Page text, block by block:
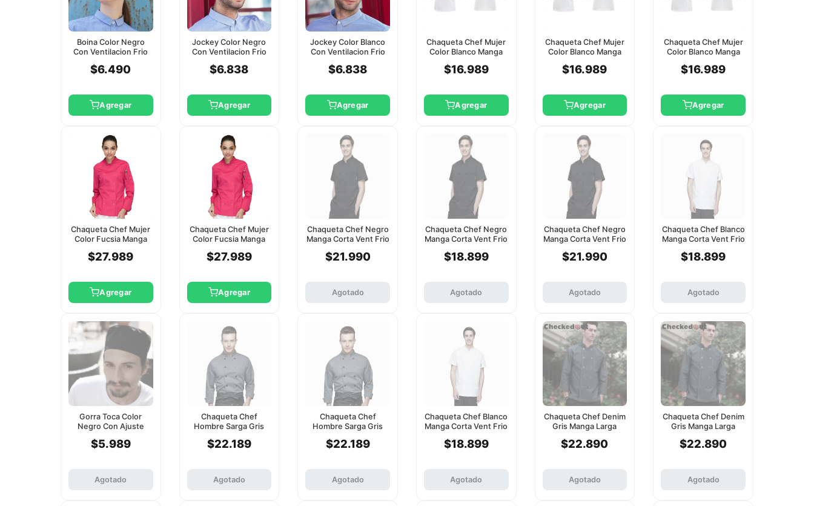
Boina Color Negro
Con Ventilacion Frio
$6.490
Agregar
Jockey Color Negro
Con Ventilacion Frio
$6.838
Agregar
Jockey Color Blanco
Con Ventilacion Frio
$6.838
Agregar
Chaqueta Chef Mujer
Color Blanco Manga
$16.989
Agregar
Chaqueta Chef Mujer
Color Blanco Manga
$16.989
Agregar
Chaqueta Chef Mujer
Color Blanco Manga
$16.989
Agregar
Chaqueta Chef Mujer
Color Fucsia Manga
$27.989
Agregar
Chaqueta Chef Mujer
Color Fucsia Manga
$27.989
Agregar
Chaqueta Chef Negro
Manga Corta Vent Frio
$21.990
Agotado
Chaqueta Chef Negro
Manga Corta Vent Frio
$18.899
Agotado
Chaqueta Chef Negro
Manga Corta Vent Frio
$21.990
Agotado
Chaqueta Chef Blanco
Manga Corta Vent Frio
$18.899
Agotado
Gorra Toca Color
Negro Con Ajuste
$5.989
Agotado
Chaqueta Chef
Hombre Sarga Gris
Checkedout 3Xl
$22.189
Agotado
Chaqueta Chef
Hombre Sarga Gris
Checkedout L
$22.189
Agotado
Chaqueta Chef Blanco
Manga Corta Vent Frio
$18.899
Agotado
Chaqueta Chef Denim
Gris Manga Larga
$22.890
Agotado
Chaqueta Chef Denim
Gris Manga Larga
$22.890
Agotado